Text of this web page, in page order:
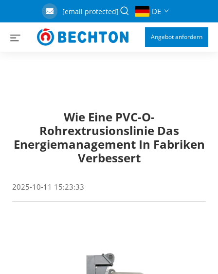
[email protected] DE
Angebot anfordern
Wie Eine PVC-O-
Rohrextrusionslinie Das
Energiemanagement In Fabriken
Verbessert
2025-10-11 15:23:33